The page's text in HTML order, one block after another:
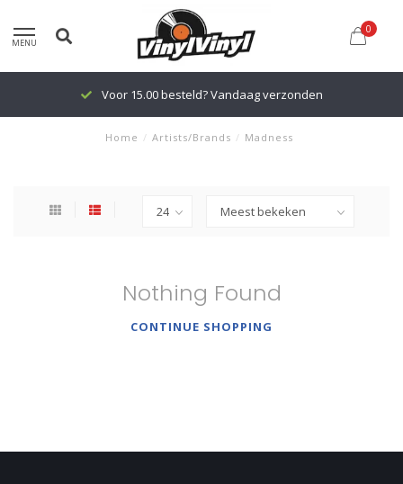
MENU
0
Voor 15.00 besteld? Vandaag verzonden
Home / Artists/Brands / Madness
Nothing Found
CONTINUE SHOPPING